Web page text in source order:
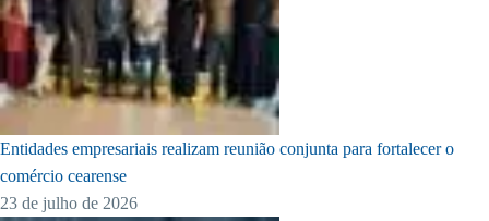
Entidades empresariais realizam reunião conjunta para fortalecer o
comércio cearense
23 de julho de 2026